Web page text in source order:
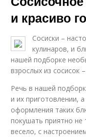
и красиво
Сосиски –
кулинаров, и
нашей подборке
взрослых из сосисок
Речь в нашей
и их приготовлении,
оформления таких
покушать приятно не
весело, с